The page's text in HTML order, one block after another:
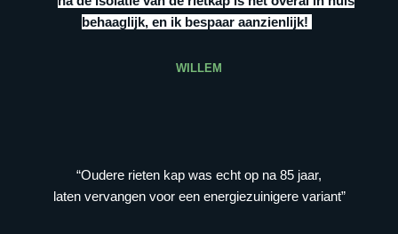
behaaglijk, en ik bespaar aanzienlijk!
WILLEM
“Oudere rieten kap was echt op na 85 jaar,
laten vervangen voor een energiezuinigere variant”